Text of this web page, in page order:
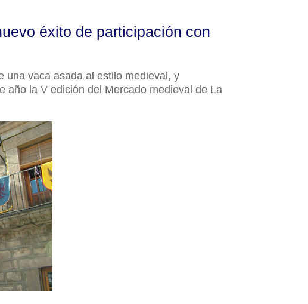
éxito de participación con
una vaca asada al estilo medieval, y
año la V edición del Mercado medieval de La